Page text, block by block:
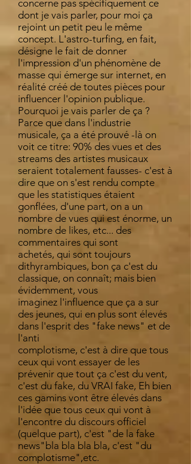
concerne pas spécifiquement ce
dont je vais parler, pour moi ça
rejoint un petit peu le même
concept. L'astro-turfing, en fait,
désigne le fait de donner
l'impression d'un phénomène de
masse qui émerge sur internet, en
réalité créé de toutes pièces pour
influencer l'opinion publique.
Pourquoi je vais parler de ça ?
Parce que dans l'industrie
musicale, ça a été prouvé -là on
voit ce titre: 90% des vues et des
streams des artistes musicaux
seraient totalement fausses- c'est à
dire que on s'est rendu compte
que les statistiques étaient
gonflées, d'une part, on a un
nombre de vues qui est énorme, un
nombre de likes, etc... des
commentaires qui sont
achetés, qui sont toujours
dithyrambiques, bon ça c'est du
classique, on connaît; mais bien
évidemment, vous
imaginez l'influence que ça a sur
des jeunes, qui en plus sont élevés
dans l'esprit des "fake news" et de
l'anti
complotisme, c'est à dire que tous
ceux qui vont essayer de les
prévenir que tout ça c'est du vent,
c'est du fake, du VRAI fake, Eh bien
ces gamins vont être élevés dans
l'idée que tous ceux qui vont à
l'encontre du discours officiel
(quelque part), c'est "de la fake
news"bla bla bla bla, c'est "du
complotisme",etc.